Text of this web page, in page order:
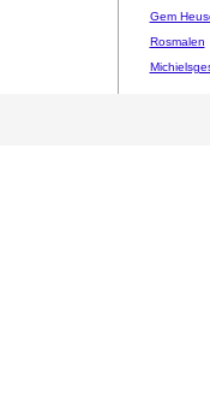
Gem
Rosmalen